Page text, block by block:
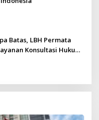
Batas, LBH Permata
Konsultasi Hukum